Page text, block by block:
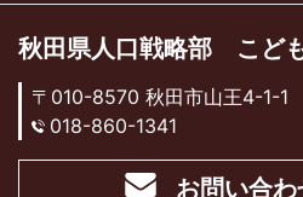
秋田県人口戦略部 こど
〒010-8570 秋田市山王4-1-1
018-860-1341
お問い合